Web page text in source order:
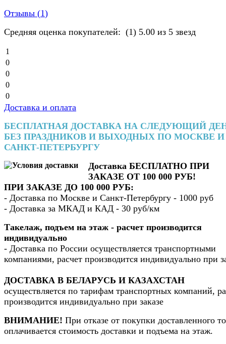
Отзывы (1)
Средняя оценка покупателей: (1) 5.00 из 5 звезд
1
0
0
0
0
Доставка и оплата
БЕСПЛАТНАЯ ДОСТАВКА НА СЛЕДУЮЩИЙ
БЕЗ ПРАЗДНИКОВ И ВЫХОДНЫХ ПО МОСКВЕ И
САНКТ-ПЕТЕРБУРГУ
Доставка БЕСПЛАТНО ПРИ
ЗАКАЗЕ ОТ 100 000 РУБ!
ПРИ ЗАКАЗЕ ДО 100 000 РУБ:
- Доставка по Москве и Санкт-Петербургу - 1000 руб
- Доставка за МКАД и КАД - 30 руб/км
Такелаж, подъем на этаж - расчет производится
индивидуально
- Доставка по России осуществляется транспортными
компаниями, расчет производится индивидуально при
ДОСТАВКА В БЕЛАРУСЬ И КАЗАХСТАН
осуществляется по тарифам транспортных компаний,
производится индивидуально при заказе
ВНИМАНИЕ! При отказе от покупки доставленного
оплачивается стоимость доставки и подъема на этаж.